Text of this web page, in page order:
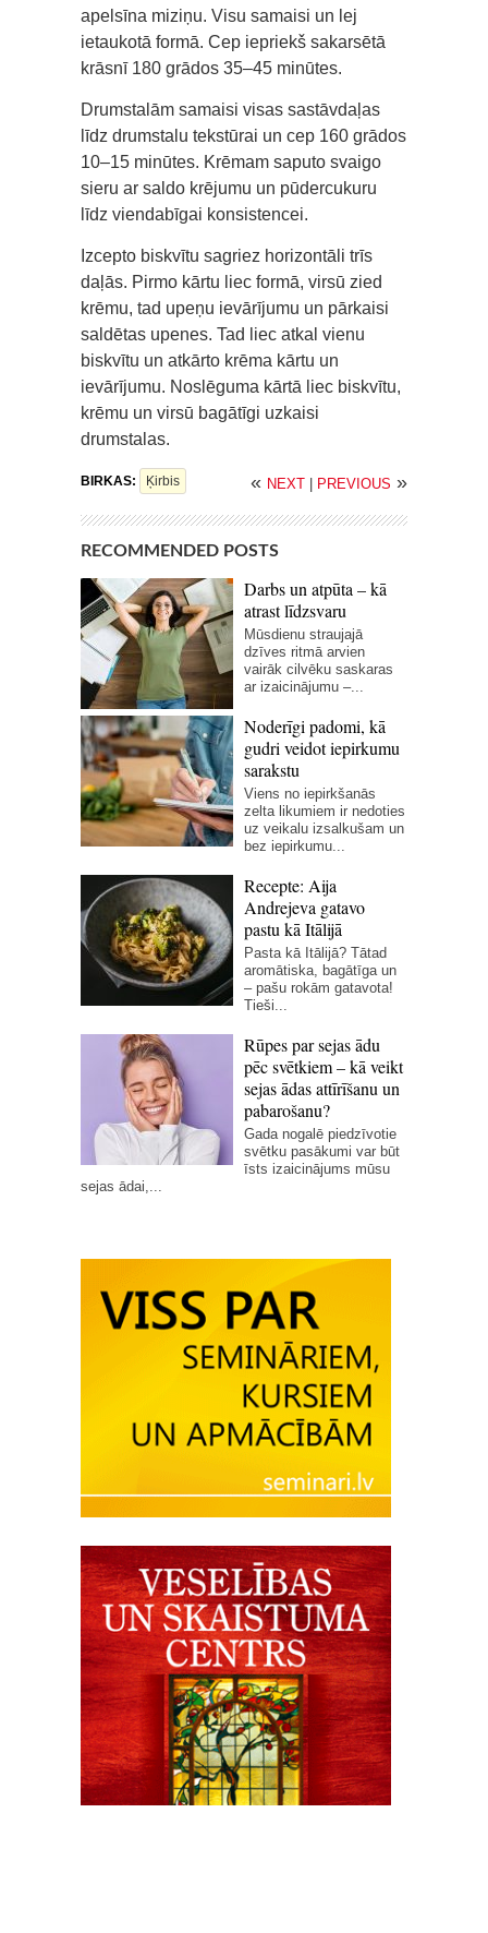
apelsīna miziņu. Visu samaisi un lej
ietaukotā formā. Cep iepriekš sakarsētā
krāsnī 180 grādos 35–45 minūtes.
Drumstalām samaisi visas sastāvdaļas
līdz drumstalu tekstūrai un cep 160 grādos
10–15 minūtes. Krēmam saputo svaigo
sieru ar saldo krējumu un pūdercukuru
līdz viendabīgai konsistencei.
Izcepto biskvītu sagriez horizontāli trīs
daļās. Pirmo kārtu liec formā, virsū zied
krēmu, tad upeņu ievārījumu un pārkaisi
saldētas upenes. Tad liec atkal vienu
biskvītu un atkārto krēma kārtu un
ievārījumu. Noslēguma kārtā liec biskvītu,
krēmu un virsū bagātīgi uzkaisi
drumstalas.
BIRKAS: Ķirbis « NEXT PREVIOUS »
RECOMMENDED POSTS
Darbs un atpūta – kā
atrast līdzsvaru
Mūsdienu straujajā
dzīves ritmā arvien
vairāk cilvēku saskaras
ar izaicinājumu –...
Noderīgi padomi, kā
gudri veidot iepirkumu
sarakstu
Viens no iepirkšanās
zelta likumiem ir nedoties
uz veikalu izsalkušam un
bez iepirkumu...
Recepte: Aija
Andrejeva gatavo
pastu kā Itālijā
Pasta kā Itālijā? Tātad
aromātiska, bagātīga un
– pašu rokām gatavota!
Tieši...
Rūpes par sejas ādu
pēc svētkiem – kā veikt
sejas ādas attīrīšanu un
pabarošanu?
Gada nogalē piedzīvotie
svētku pasākumi var būt
īsts izaicinājums mūsu
sejas ādai,...